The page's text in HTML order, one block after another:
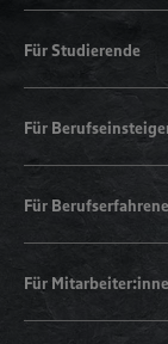
Für Studierende
Für
Für Berufserfahrene
Für